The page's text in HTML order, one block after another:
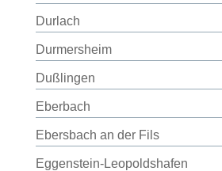
Durlach
Durmersheim
Dußlingen
Eberbach
Ebersbach an der Fils
Eggenstein-Leopoldshafen